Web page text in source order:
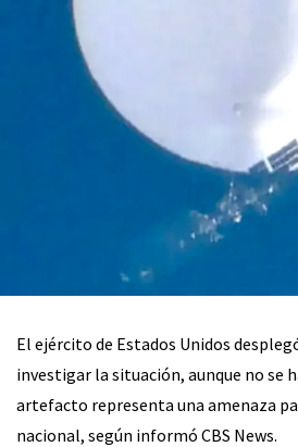
El ejército de Estados Unidos
investigar la situación, aunque no se
artefacto representa una amenaza
nacional, según informó CBS News.